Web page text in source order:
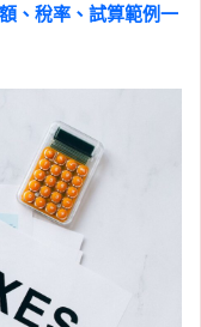
、稅率、試算範例一